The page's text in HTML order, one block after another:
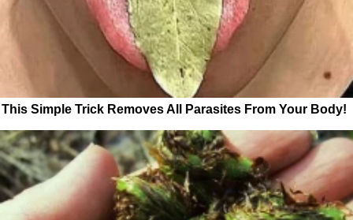
This Simple Trick Removes All Parasites From Your Body!